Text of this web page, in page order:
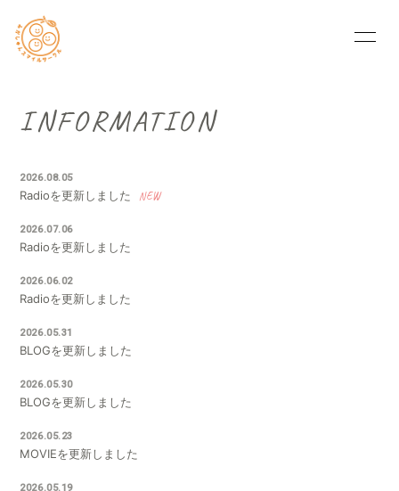
MOVIE
RADIO
OFFICIAL WEB
会員登録
INFORMATION
2026.08.05
Radioを更新しました
2026.07.06
Radioを更新しました
2026.06.02
Radioを更新しました
2026.05.31
BLOGを更新しました
2026.05.30
BLOGを更新しました
2026.05.23
MOVIEを更新しました
2026.05.19